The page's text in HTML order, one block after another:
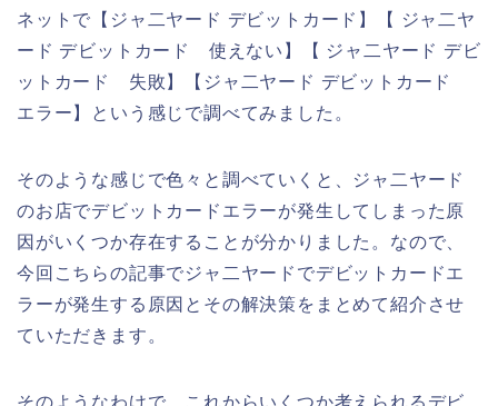
ネットで【ジャ二ヤード デビットカード】【 ジャ二ヤ
ード デビットカード 使えない】【 ジャ二ヤード デビ
ットカード 失敗】【ジャ二ヤード デビットカード
エラー】という感じで調べてみました。
そのような感じで色々と調べていくと、ジャ二ヤード
のお店でデビットカードエラーが発生してしまった原
因がいくつか存在することが分かりました。なので、
今回こちらの記事でジャ二ヤードでデビットカードエ
ラーが発生する原因とその解決策をまとめて紹介させ
ていただきます。